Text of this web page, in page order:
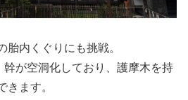
胎内くぐりにも挑戦。
が空洞化しており、護摩木を持
きます。